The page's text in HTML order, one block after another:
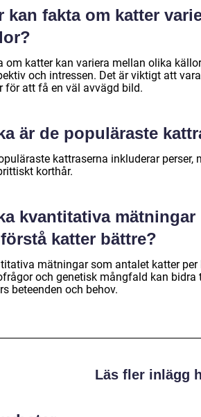
kan fakta om katter
om katter kan variera mellan olika
och intressen. Det är viktigt att
för att få en väl avvägd bild.
är de populäraste
kattraserna inkluderar perser,
korthår.
kvantitativa
katter bättre?
mätningar som antalet katter per
och genetisk mångfald kan bidra
beteenden och behov.
Läs fler inlägg